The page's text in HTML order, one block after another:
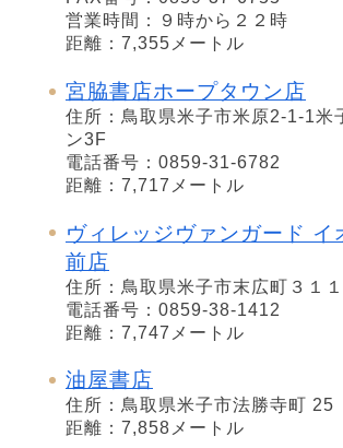
営業時間：９時から２２時
距離：7,355メートル
宮脇書店ホープタウン店
住所：鳥取県米子市米原2-1-1米
ン3F
電話番号：0859-31-6782
距離：7,717メートル
ヴィレッジヴァンガード イ
前店
住所：鳥取県米子市末広町３１１
電話番号：0859-38-1412
距離：7,747メートル
油屋書店
住所：鳥取県米子市法勝寺町 25
距離：7,858メートル